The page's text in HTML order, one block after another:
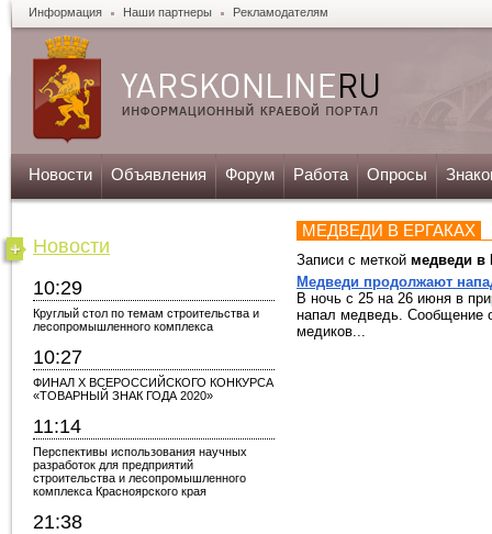
Информация Наши партнеры Рекламодателям
Новости Объявления Форум Работа Опросы
Новости
10:29
Круглый стол по темам строительства и
лесопромышленного комплекса
10:27
ФИНАЛ X ВСЕРОССИЙСКОГО КОНКУРСА
«ТОВАРНЫЙ ЗНАК ГОДА 2020»
11:14
Перспективы использования научных
разработок для предприятий
строительства и лесопромышленного
комплекса Красноярского края
21:38
МЕДВЕДИ В ЕРГАКАХ
Записи с меткой медведи в
Медведи продолжают
В ночь с 25 на 26 июня в
напал медведь. Сообщение
медиков...